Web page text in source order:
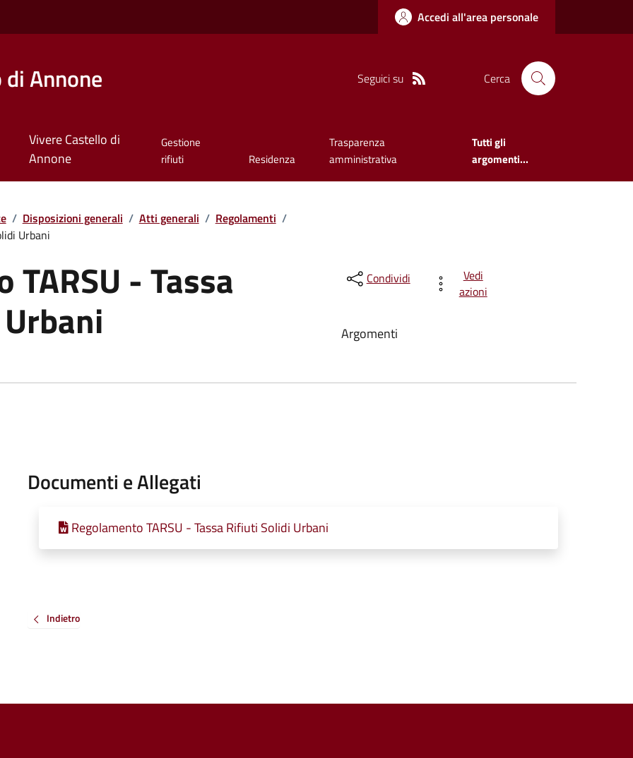
Accedi all'area personale
Annone Seguici su Cerca
Vivere Castello di
Annone
Gestione
rifiuti
Residenza
Trasparenza
amministrativa
Tutti gli
argomenti...
/ Disposizioni generali / Atti generali / Regolamenti /
Urbani
- Tassa Condividi
Vedi
azioni
Argomenti
Documenti e Allegati
Regolamento TARSU - Tassa Rifiuti Solidi Urbani
Indietro